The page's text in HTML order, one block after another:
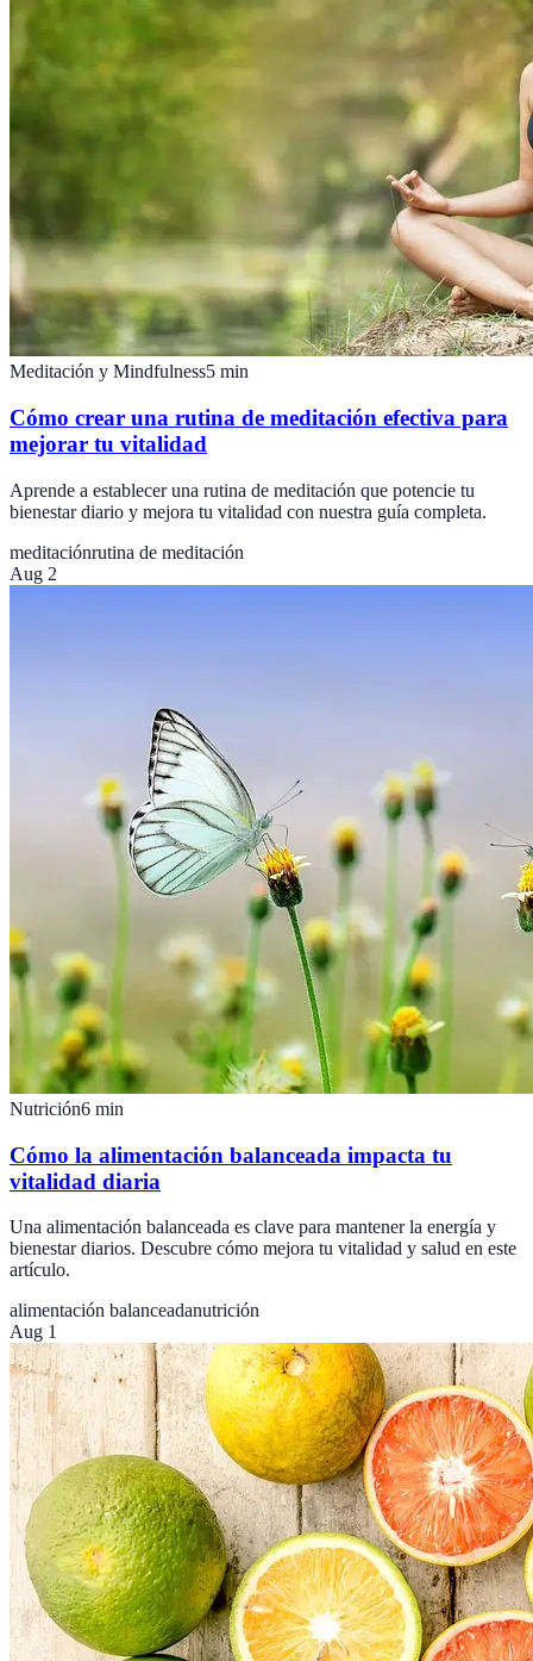
Meditación y Mindfulness5 min
Cómo crear una rutina de meditación efectiva para
mejorar tu vitalidad
Aprende a establecer una rutina de meditación que potencie tu
bienestar diario y mejora tu vitalidad con nuestra guía completa.
meditaciónrutina de meditación
Aug 2
Nutrición6 min
Cómo la alimentación balanceada impacta tu
vitalidad diaria
Una alimentación balanceada es clave para mantener la energía y
bienestar diarios. Descubre cómo mejora tu vitalidad y salud en este
artículo.
alimentación balanceadanutrición
Aug 1